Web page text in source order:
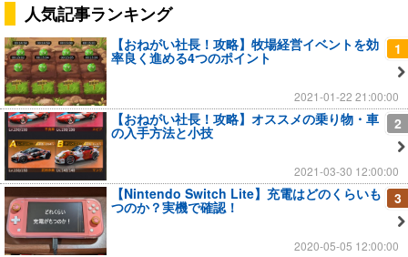
人気記事ランキング
1
【おねがい社長！攻略】牧場経営イベントを効
率良く進める4つのポイント
2021-01-22 21:00:00
2
【おねがい社長！攻略】オススメの乗り物・車
の入手方法と小技
2021-03-30 12:00:00
3
【Nintendo Switch Lite】充電はどのくらいも
つのか？実機で確認！
2020-05-05 12:00:00